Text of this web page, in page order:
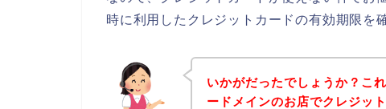
時に利用したクレジットカードの有効期限を
いかがだったでしょうか？こ
ードメインのお店でクレジッ